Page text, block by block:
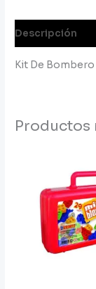
Descripción
Kit De Bombero
Productos